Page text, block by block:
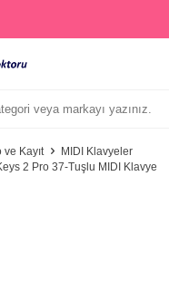
ve Kayıt
MIDI Klavyeler
2 Pro 37-Tuşlu MIDI Klavye